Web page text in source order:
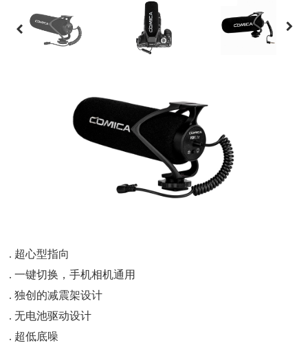
. 超心型指向
. 一键切换，手机相机通用
. 独创的减震架设计
. 无电池驱动设计
. 超低底噪